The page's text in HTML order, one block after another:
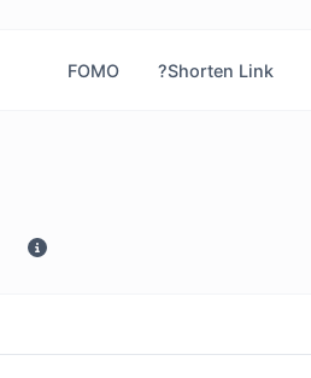
FOMO ?Shorten Link